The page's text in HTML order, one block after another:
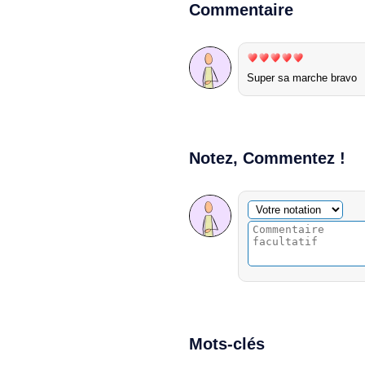
Commentaire
Super sa marche bravo
Notez, Commentez !
Commentaire facultatif
Votre notation
Mots-clés